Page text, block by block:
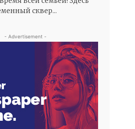
сквер...
- Advertisement -